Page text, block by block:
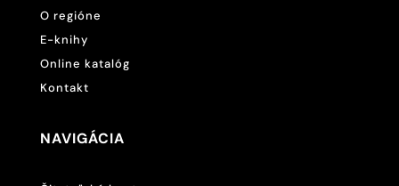
O regióne
E-knihy
Online katalóg
Kontakt
NAVIGÁCIA